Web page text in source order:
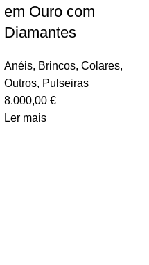
em Ouro com
Diamantes
Anéis, Brincos, Colares,
Outros, Pulseiras
8.000,00 €
Ler mais